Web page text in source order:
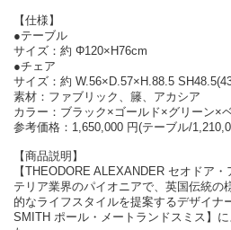
【仕様】
●テーブル
サイズ：約 Φ120×H76cm
●チェア
サイズ：約 W.56×D.57×H.88.5
素材：ファブリック、籐、アカシア
カラー：ブラック×ゴールド×グリーン×
参考価格：1,650,000 円(テーブル/
【商品説明】
【THEODORE ALEXANDER セオドア
テリア業界のパイオニアで、英国伝統の
的なライフスタイルを提案するデザイナ
SMITH ポール・メートランドスミス】